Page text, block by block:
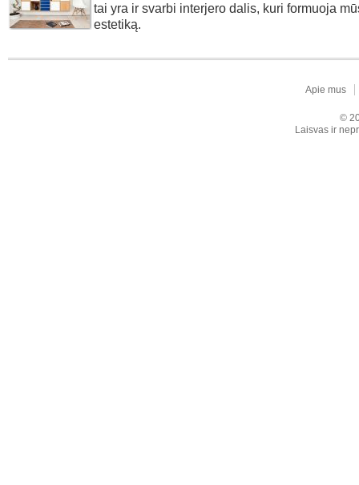
tai yra ir svarbi interjero dalis, kuri formuoja
estetiką.
Apie mus
©
Laisvas ir